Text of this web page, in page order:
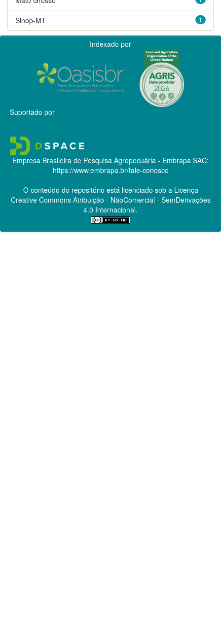
1
Sinop-MT
Indexado por
Suportado por
Empresa Brasileira de Pesquisa Agropecuária - Embrapa SAC:
https://www.embrapa.br/fale-conosco
O conteúdo do repositório está licenciado sob a Licença
Creative CommonsAtribuição - NãoComercial - SemDerivações
4.0 Internacional.